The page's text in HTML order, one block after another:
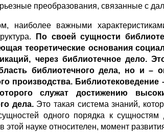
преобразования, связанные с
наиболее важными
По своей сущности
теоретические основания
через библиотечное дело.
библиотечного дела, но и –
производства.
служат достижению
дела. Это такая система знаний,
одного порядка к
этой науке относителен, момент